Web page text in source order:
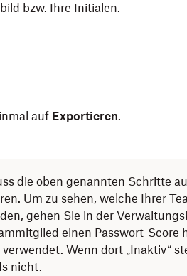
bzw. Ihre Initialen.
auf Exportieren.
aufExportieren.
die oben genannten Schritte
Um zu sehen, welche Ihrer
gehen Sie in der
einen Passwort-Score
Wenn dort „Inaktiv“
nicht.